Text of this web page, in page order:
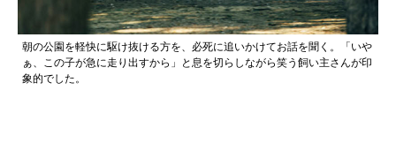
朝の公園を軽快に駆け抜ける方を、必死に追いかけてお話を聞く。「いや
ぁ、この子が急に走り出すから」と息を切らしながら笑う飼い主さんが印
象的でした。